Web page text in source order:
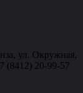
ул. Окружная,
(8412) 20-99-57